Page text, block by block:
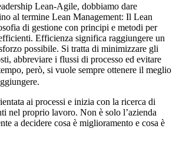
Lean-Agile, dobbiamo dare
al termine Lean Management: Il Lean
di gestione con principi e metodi per
Efficienza significa raggiungere un
possibile. Si tratta di minimizzare gli
abbreviare i flussi di processo ed evitare
però, si vuole sempre ottenere il meglio
ai processi e inizia con la ricerca di
nel proprio lavoro. Non è solo l’azienda
a decidere cosa è miglioramento e cosa è